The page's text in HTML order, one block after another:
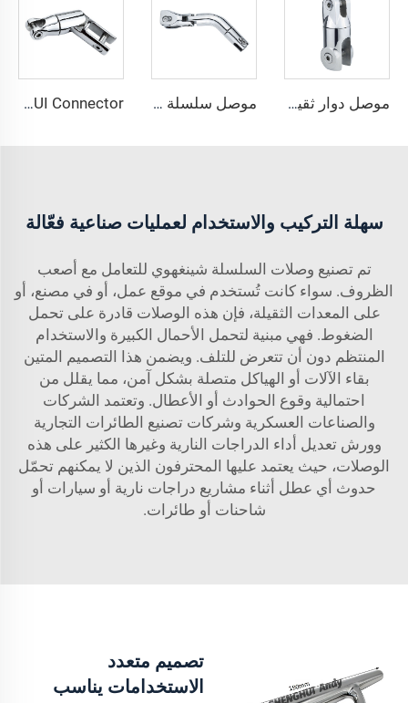
موصل دوار ثقيل SHENGHUI من الفولاذ المقاوم للصدأ 316 لسلسلة الأنبوب البحري للقوارب مع دوران 360 درجة ومزدوج الدوران موصل سلسلة ثلاثي الدوران طويل من SHENGHUI، مصنوع من الفولاذ المقاوم للصدأ 316، ملحق بحري للقوارب يوفر قوة ومتانة تثبيت القارب SHNEGHUI Connector ثلاثي الاتصال سلسلة Anchor فولاذ مقاوم للصدأ 316 معدات بحرية مغزل / قطعة متصلة بسلسلة Anchor
سهلة التركيب والاستخدام لعمليات صناعية فعّالة
تم تصنيع وصلات السلسلة شينغهوي للتعامل مع أصعب
الظروف. سواء كانت تُستخدم في موقع عمل، أو في مصنع، أو
على المعدات الثقيلة، فإن هذه الوصلات قادرة على تحمل
الضغوط. فهي مبنية لتحمل الأحمال الكبيرة والاستخدام
المنتظم دون أن تتعرض للتلف. ويضمن هذا التصميم المتين
بقاء الآلات أو الهياكل متصلة بشكل آمن، مما يقلل من
احتمالية وقوع الحوادث أو الأعطال. وتعتمد الشركات
والصناعات العسكرية وشركات تصنيع الطائرات التجارية
وورش تعديل أداء الدراجات النارية وغيرها الكثير على هذه
الوصلات، حيث يعتمد عليها المحترفون الذين لا يمكنهم تحمّل
حدوث أي عطل أثناء مشاريع دراجات نارية أو سيارات أو
شاحنات أو طائرات.
تصميم متعدد
الاستخدامات يناسب